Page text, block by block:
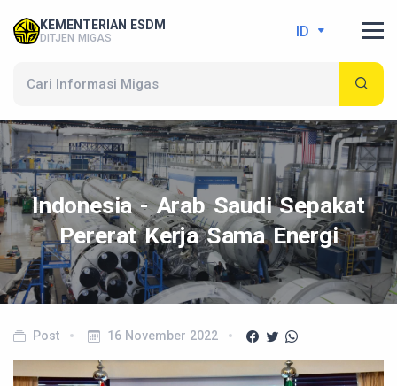
KEMENTERIAN ESDM
DITJEN MIGAS ID
Indonesia - Arab Saudi Sepakat
Pererat Kerja Sama Energi
Post 16 November 2022